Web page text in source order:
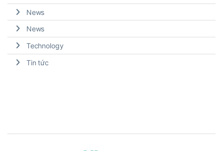
News
News
Technology
Tin tức